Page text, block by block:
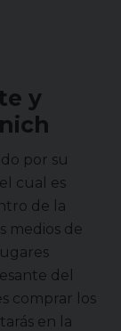
y
por su
cual es
de la
medios de
del
comprar los
en la